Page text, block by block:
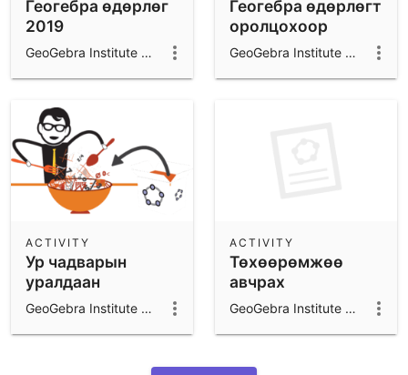
Геогебра өдөрлөг
2019
GeoGebra Institute of Mongolia
Геогебра өдөрлөгт
оролцохоор
бүртгүүлэх
GeoGebra Institute of Mongolia
Ур чадварын
уралдаан
ACTIVITY
GeoGebra Institute of Mongolia
Төхөөрөмжөө
авчрах
ACTIVITY
GeoGebra Institute of Mongolia